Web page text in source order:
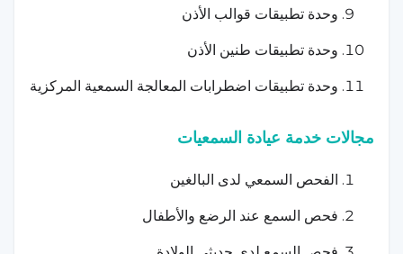
وحدة تطبيقات قوالب الأذن
وحدة تطبيقات طنين الأذن
وحدة تطبيقات اضطرابات المعالجة السمعية المركزية
مجالات خدمة عيادة السمعيات
الفحص السمعي لدى البالغين
فحص السمع عند الرضع والأطفال